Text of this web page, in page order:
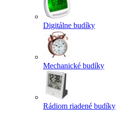
Digitálne budíky
Mechanické budíky
Rádiom riadené budíky